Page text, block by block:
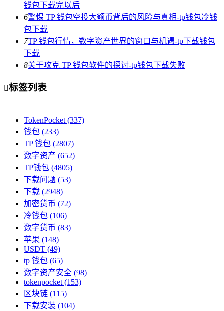
钱包下载完以后
6警惕 TP 钱包空投大额币背后的风险与真相-tp钱包冷钱
包下载
7TP 钱包行情，数字资产世界的窗口与机遇-tp下载钱包
下载
8关于攻克 TP 钱包软件的探讨-tp钱包下载失败
标签列表
TokenPocket (337)
钱包 (233)
TP 钱包 (2807)
数字资产 (652)
TP钱包 (4805)
下载问题 (53)
下载 (2948)
加密货币 (72)
冷钱包 (106)
数字货币 (83)
苹果 (148)
USDT (49)
tp 钱包 (65)
数字资产安全 (98)
tokenpocket (153)
区块链 (115)
下载安装 (104)